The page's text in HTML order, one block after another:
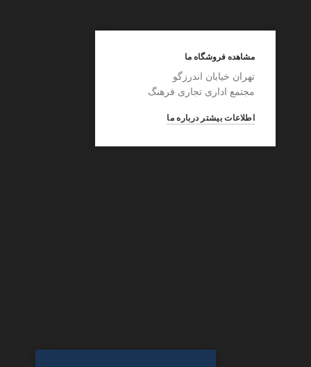
مشاهده فروشگاه ما
تهران خیابان اندرزگو
مجتمع اداری تجاری فرهنگ
اطلاعات بیشتر درباره ما